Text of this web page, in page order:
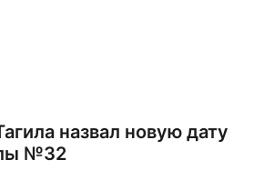
назвал новую дату
№32